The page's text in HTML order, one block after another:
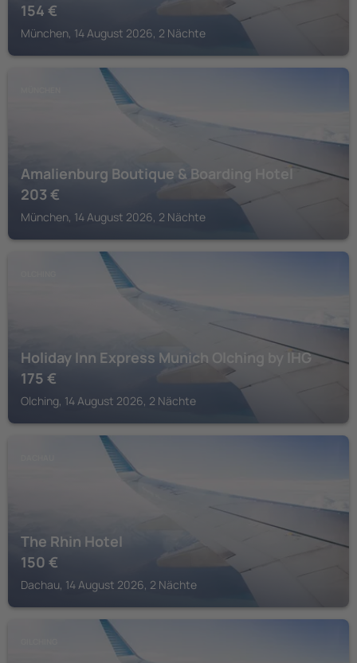
154 €
München, 14 August 2026, 2 Nächte
Amalienburg Boutique & Boarding Hotel
203 €
München, 14 August 2026, 2 Nächte
Holiday Inn Express Munich Olching by IHG
175 €
Olching, 14 August 2026, 2 Nächte
The Rhin Hotel
150 €
Dachau, 14 August 2026, 2 Nächte